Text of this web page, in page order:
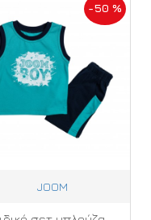
-50 %
JOOM